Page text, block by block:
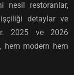
nesil restoranlar,
detaylar ve
2025 ve 2026
hem modern hem